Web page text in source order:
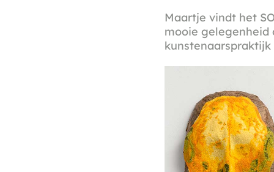
Maartje vindt het
mooie gelegenheid
kunstenaarspraktijk